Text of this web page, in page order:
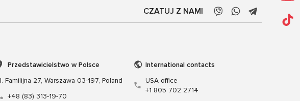
CZATUJ Z NAMI
Przedstawicielstwo w Polsce
Familijna 27, Warszawa 03-197, Poland
+48 (83) 313-19-70
International contacts
USA office
+1 805 702 2714